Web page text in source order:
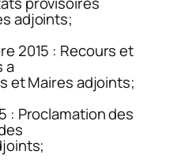
adjoints;
2015 : Recours et
a
et Maires adjoints;
: Proclamation des